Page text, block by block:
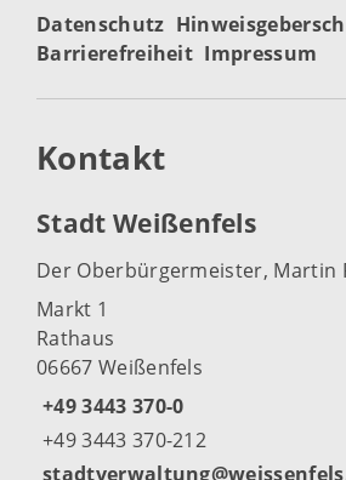
Datenschutz
Barrierefreiheit Impressum
Kontakt
Stadt Weißenfels
Der Oberbürgermeister, Martin
Markt 1
Rathaus
06667 Weißenfels
+49 3443 370-0
+49 3443 370-212